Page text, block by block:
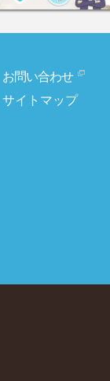
お問い合わせ
サイトマップ